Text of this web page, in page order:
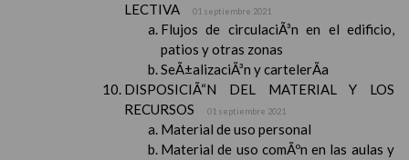
LECTIVA
01 septiembre 2021
Flujos de circulaciÃ³n en el edificio,
patios y otras zonas
SeÃ±alizaciÃ³n y cartelerÃ­a
DISPOSICIÃ“N DEL MATERIAL Y LOS
RECURSOS
01 septiembre 2021
Material de uso personal
Material de uso comÃºn en las aulas y